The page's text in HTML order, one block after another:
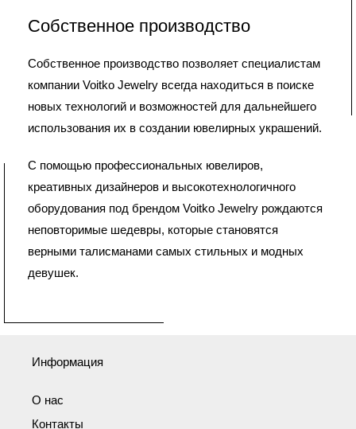
Собственное производство
Собственное производство позволяет специалистам
компании Voitko Jewelry всегда находиться в поиске
новых технологий и возможностей для дальнейшего
использования их в создании ювелирных украшений.
С помощью профессиональных ювелиров,
креативных дизайнеров и высокотехнологичного
оборудования под брендом Voitko Jewelry рождаются
неповторимые шедевры, которые становятся
верными талисманами самых стильных и модных
девушек.
Информация
О нас
Контакты